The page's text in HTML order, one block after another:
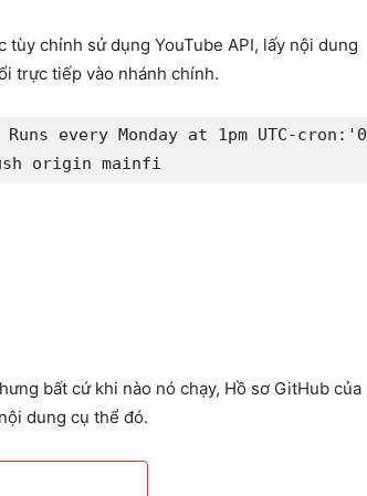
chỉnh sử dụng YouTube API, lấy nội dung
trực tiếp vào nhánh chính.
Runs every Monday at 1pm UTC-cron : ' 0
origin mainfi
bất cứ khi nào nó chạy, Hồ sơ GitHub của
dung cụ thể đó.